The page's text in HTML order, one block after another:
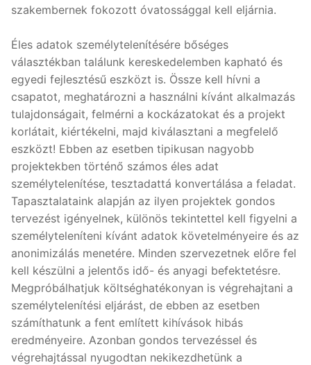
szakembernek fokozott óvatossággal kell eljárnia.
Éles adatok személytelenítésére bőséges
választékban találunk kereskedelemben kapható és
egyedi fejlesztésű eszközt is. Össze kell hívni a
csapatot, meghatározni a használni kívánt alkalmazás
tulajdonságait, felmérni a kockázatokat és a projekt
korlátait, kiértékelni, majd kiválasztani a megfelelő
eszközt! Ebben az esetben tipikusan nagyobb
projektekben történő számos éles adat
személytelenítése, tesztadattá konvertálása a feladat.
Tapasztalataink alapján az ilyen projektek gondos
tervezést igényelnek, különös tekintettel kell figyelni a
személyteleníteni kívánt adatok követelményeire és az
anonimizálás menetére. Minden szervezetnek előre fel
kell készülni a jelentős idő- és anyagi befektetésre.
Megpróbálhatjuk költséghatékonyan is végrehajtani a
személytelenítési eljárást, de ebben az esetben
számíthatunk a fent említett kihívások hibás
eredményeire. Azonban gondos tervezéssel és
végrehajtással nyugodtan nekikezdhetünk a